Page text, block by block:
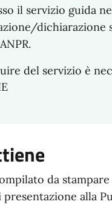
il servizio guida
dichiarazione
del servizio è
da
alla